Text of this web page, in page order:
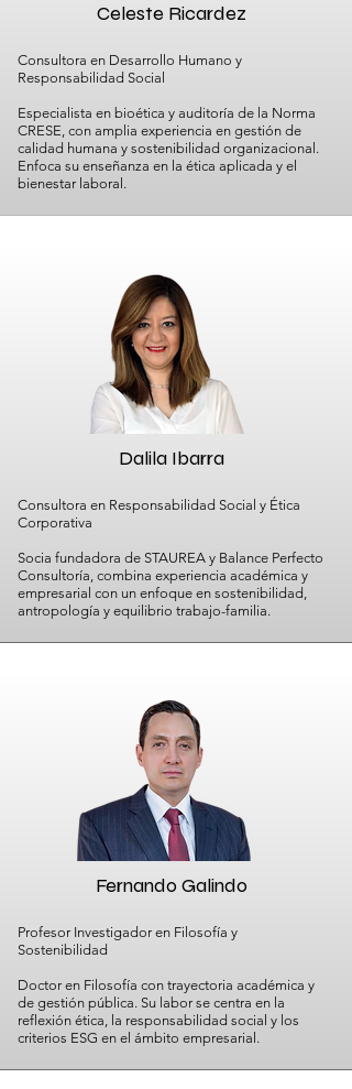
Celeste Ricardez
Consultora en Desarrollo Humano y
Responsabilidad Social
Especialista en bioética y auditoría de la Norma
CRESE, con amplia experiencia en gestión de
calidad humana y sostenibilidad organizacional.
Enfoca su enseñanza en la ética aplicada y el
bienestar laboral.
Dalila Ibarra
Consultora en Responsabilidad Social y Ética
Corporativa
Socia fundadora de STAUREA y Balance Perfecto
Consultoría, combina experiencia académica y
empresarial con un enfoque en sostenibilidad,
antropología y equilibrio trabajo-familia.
Fernando Galindo
Profesor Investigador en Filosofía y
Sostenibilidad
Doctor en Filosofía con trayectoria académica y
de gestión pública. Su labor se centra en la
reflexión ética, la responsabilidad social y los
criterios ESG en el ámbito empresarial.